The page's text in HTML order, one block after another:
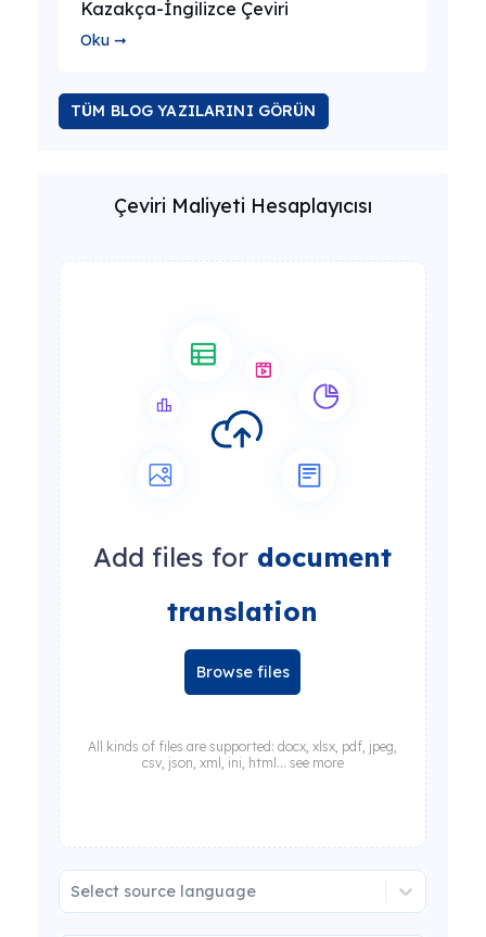
Kazakça-İngilizce Çeviri
Oku ➞
TÜM BLOG YAZILARINI GÖRÜN
Çeviri Maliyeti Hesaplayıcısı
Add files for document
translation
Browse files
All kinds of files are supported: docx, xlsx, pdf, jpeg,
csv, json, xml, ini, html... see more
Select source language